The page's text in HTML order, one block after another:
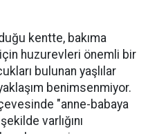
kentte, bakıma
huzurevleri önemli bir
bulunan yaşlılar
benimsenmiyor.
"anne-babaya
varlığını